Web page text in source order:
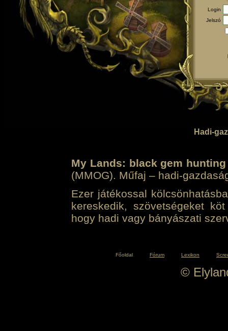
Login
Jelszó
Hadi-
My Lands: black gem hunting
(MMOG). Műfaj – hadi-
Ezer játékossal
kereskedik, szövetségeket
hogy hadi vagy bányászati
Főoldal Fórum Lexikon
©